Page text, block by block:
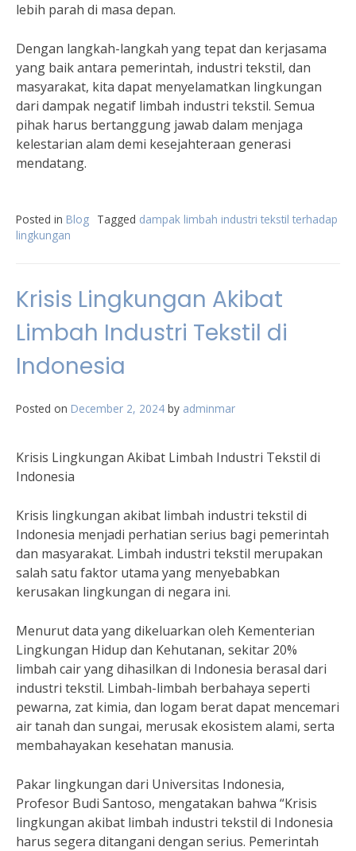
lebih parah di masa depan.
Dengan langkah-langkah yang tepat dan kerjasama
yang baik antara pemerintah, industri tekstil, dan
masyarakat, kita dapat menyelamatkan lingkungan
dari dampak negatif limbah industri tekstil. Semua
pihak harus bertanggung jawab dalam menjaga
kelestarian alam demi kesejahteraan generasi
mendatang.
Posted in Blog Tagged dampak limbah industri tekstil terhadap
lingkungan
Krisis Lingkungan Akibat
Limbah Industri Tekstil di
Indonesia
Posted on December 2, 2024 by adminmar
Krisis Lingkungan Akibat Limbah Industri Tekstil di
Indonesia
Krisis lingkungan akibat limbah industri tekstil di
Indonesia menjadi perhatian serius bagi pemerintah
dan masyarakat. Limbah industri tekstil merupakan
salah satu faktor utama yang menyebabkan
kerusakan lingkungan di negara ini.
Menurut data yang dikeluarkan oleh Kementerian
Lingkungan Hidup dan Kehutanan, sekitar 20%
limbah cair yang dihasilkan di Indonesia berasal dari
industri tekstil. Limbah-limbah berbahaya seperti
pewarna, zat kimia, dan logam berat dapat mencemari
air tanah dan sungai, merusak ekosistem alami, serta
membahayakan kesehatan manusia.
Pakar lingkungan dari Universitas Indonesia,
Profesor Budi Santoso, mengatakan bahwa “Krisis
lingkungan akibat limbah industri tekstil di Indonesia
harus segera ditangani dengan serius. Pemerintah